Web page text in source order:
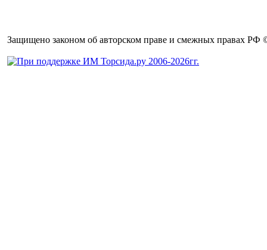
Защищено законом об авторском праве и смежных правах РФ ©